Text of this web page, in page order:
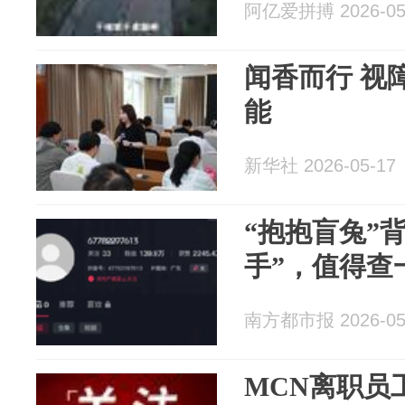
阿亿爱拼搏 2026-
闻香而行 视
能
新华社 2026-05-17
“抱抱盲兔”
手”，值得查
南方都市报 2026-
MCN离职员